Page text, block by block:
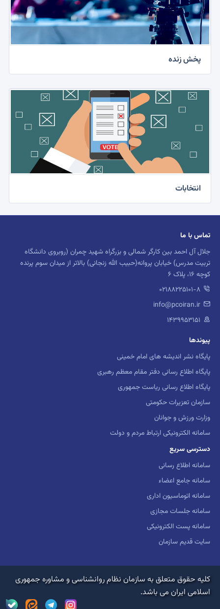
پخش زنده
انتخابات
تماس با ما
جلال آل احمد بین کارگر شمالی و بزرگراه شهید چمران (روبروی دانشگاه
تربیت مدرس) خیابان پروانه(حبیب الله زنجانی) بالاتر از میدان سوم پرنده
کوچه 16، پلاک 6
02188225101-8
info@pcoiran.ir
۱۴۳۹۹۵۳۱۵۱
پیوندها
پایگاه نشر اندیشه های امام خمینی
پایگاه اطلاع رسانی دفتر مقام معظم رهبری
پایگاه اطلاع رسانی ریاست جمهوری
سازمان تعزیرات حکومتی
وزارت ورزش و جوانان
سامانه الکترونیکی ارتباط مردم و دولت
دسترسی سریع
سامانه اطلاع رسانی
سامانه جامع اعضاء
سامانه اتوماسیون اداری
سامانه جلسات مجازی
سامانه پست الکترونیکی
سایت قدیم سازمان
کلیه حقوق متعلق به سازمان نظام روانشناسی و مشاوره جمهوری
اسلامی ایران می باشد.